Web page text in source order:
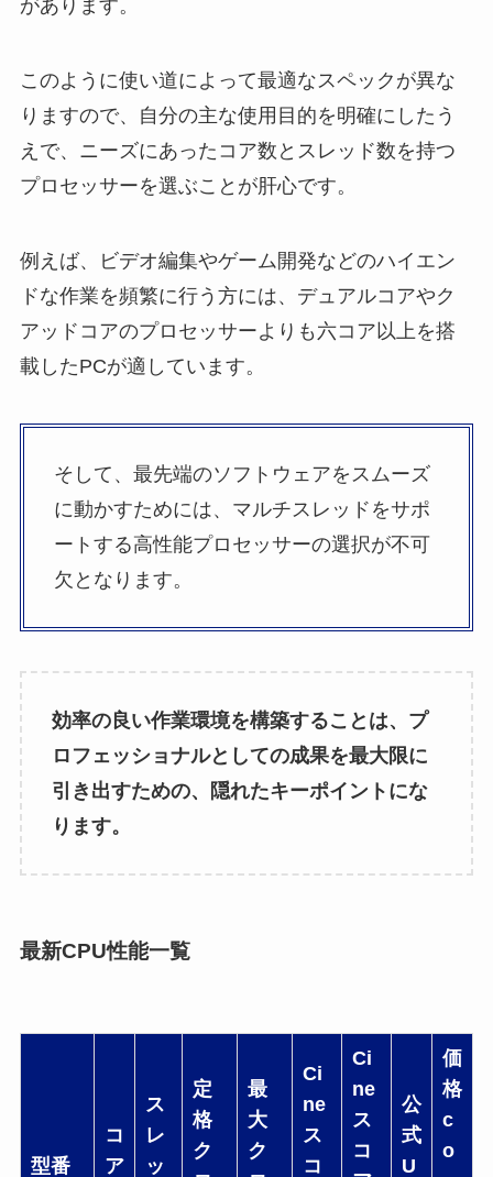
があります。
このように使い道によって最適なスペックが異な
りますので、自分の主な使用目的を明確にしたう
えで、ニーズにあったコア数とスレッド数を持つ
プロセッサーを選ぶことが肝心です。
例えば、ビデオ編集やゲーム開発などのハイエン
ドな作業を頻繁に行う方には、デュアルコアやク
アッドコアのプロセッサーよりも六コア以上を搭
載したPCが適しています。
そして、最先端のソフトウェアをスムーズ
に動かすためには、マルチスレッドをサポ
ートする高性能プロセッサーの選択が不可
欠となります。
効率の良い作業環境を構築することは、プ
ロフェッショナルとしての成果を最大限に
引き出すための、隠れたキーポイントにな
ります。
最新CPU性能一覧
型番
コ
ア
ス
レ
ッ
定
格
ク
最
大
ク
Ci
ne
ス
コ
Ci
ne
ス
コ
公
式
U
価
格
c
o